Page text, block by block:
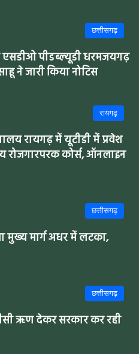
छत्तीसगढ़
एसडीओ पीडब्ल्यूडी धरमजयगढ़
ने जारी किया नोटिस
रायगढ़
रायगढ़ में यूटीडी में प्रवेश
रोजगारपरक कोर्स, ऑनलाइन
छत्तीसगढ़
मुख्य मार्ग अधर में लटका,
छत्तीसगढ़
ऋण देकर सरकार कर रही